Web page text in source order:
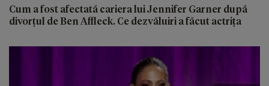
Cum a fost afectată cariera lui Jennifer Garner după
divorțul de Ben Affleck. Ce dezvăluiri a făcut actrița